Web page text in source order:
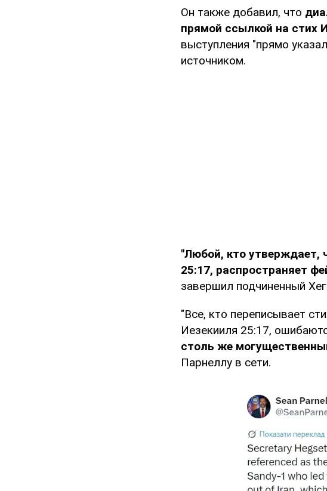
Он также добавил, что
прямой ссылкой на стих
выступления "прямо
источником.
"Любой, кто утверждает,
25:17, распространяет
завершил подчиненный
"Все, кто переписывает
Иезекииля 25:17,
столь же
Парнеллу в сети.